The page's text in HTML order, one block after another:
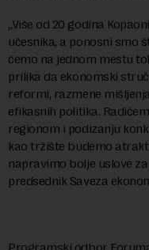
„Više od 20 godina
učesnika, a ponosni smo
ćemo na jednom mestu
prilika da ekonomski
reformi, razmene
efikasnih politika.
regionom i podizanju
kao tržište budemo
napravimo bolje uslove
predsednik Saveza